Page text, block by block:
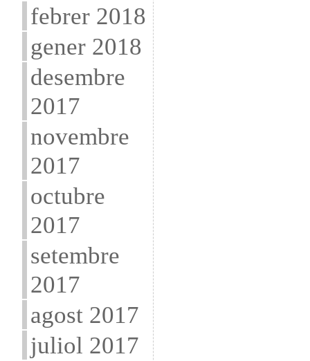
febrer 2018
gener 2018
desembre
2017
novembre
2017
octubre
2017
setembre
2017
agost 2017
juliol 2017